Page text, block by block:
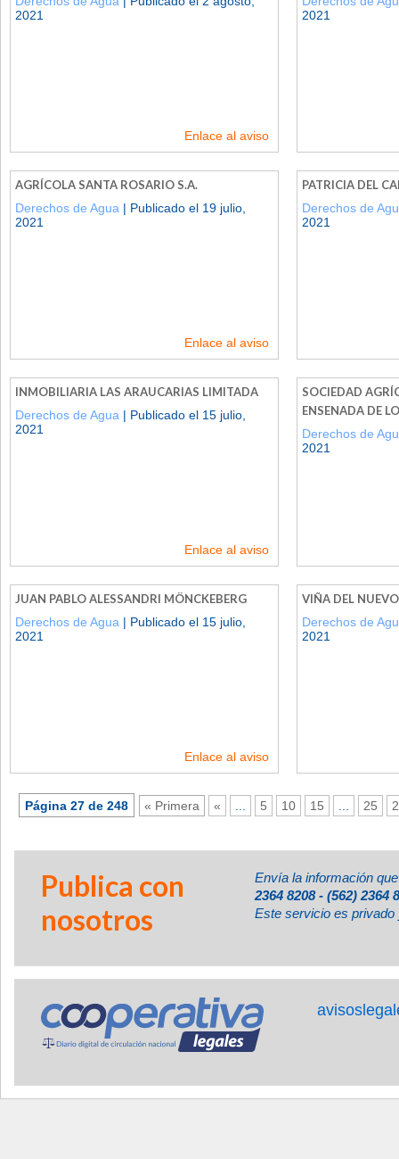
2021
Enlace al aviso
2021
AGRÍCOLA SANTA ROSARIO S.A.
Derechos de Agua | Publicado el 19 julio,
2021
Enlace al aviso
PATRICIA DEL
Derechos de
2021
INMOBILIARIA LAS ARAUCARIAS LIMITADA
Derechos de Agua | Publicado el 15 julio,
2021
Enlace al aviso
SOCIEDAD
ENSENADA DE
Derechos de
2021
JUAN PABLO ALESSANDRI MÖNCKEBERG
Derechos de Agua | Publicado el 15 julio,
2021
Enlace al aviso
VIÑA DEL
Derechos de
2021
Página 27 de 248 « Primera « 5 10 15 25
Publica con
nosotros
Envía la información
2364 8208 - (562) 2364
Este servicio es privado